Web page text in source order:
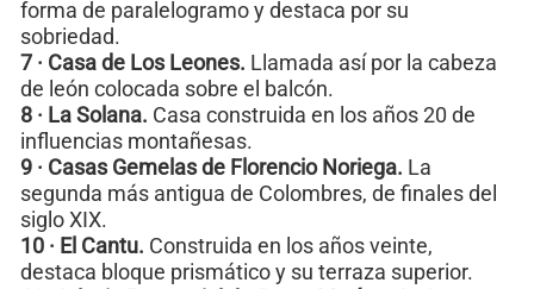
forma de paralelogramo y destaca por su
sobriedad.
7 · Casa de Los Leones. Llamada así por la cabeza
de león colocada sobre el balcón.
8 · La Solana. Casa construida en los años 20 de
influencias montañesas.
9 · Casas Gemelas de Florencio Noriega. La
segunda más antigua de Colombres, de finales del
siglo XIX.
10 · El Cantu. Construida en los años veinte,
destaca bloque prismático y su terraza superior.